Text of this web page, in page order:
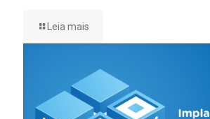
Leia mais